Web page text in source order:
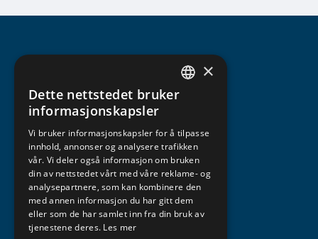
NORWEGIAN
ENGLISH
×
Dette nettstedet bruker
informasjonskapsler
Vi bruker informasjonskapsler for å tilpasse
innhold, annonser og analysere trafikken
vår. Vi deler også informasjon om bruken
din av nettstedet vårt med våre reklame- og
analysepartnere, som kan kombinere den
med annen informasjon du har gitt dem
eller som de har samlet inn fra din bruk av
tjenestene deres. Les mer